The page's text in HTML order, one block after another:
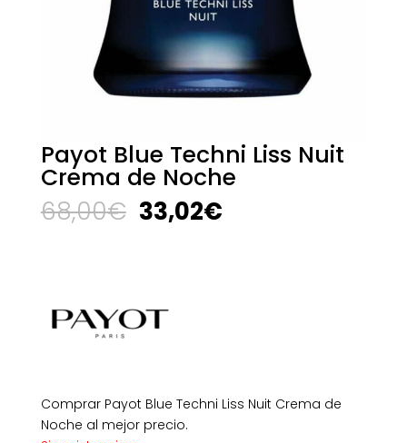
Payot Blue Techni Liss Nuit
Crema de Noche
68,00€ El
precio
33,02€El
Comprar Payot Blue Techni Liss Nuit Crema de
Noche al mejor precio.